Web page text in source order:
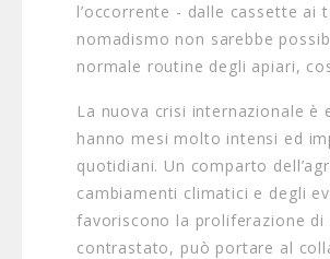
l’occorrente - dalle cassette ai
nomadismo non sarebbe
normale routine degli apiari,
La nuova crisi internazionale
hanno mesi molto intensi ed
quotidiani. Un comparto
cambiamenti climatici e degli
favoriscono la proliferazione
contrastato, può portare al